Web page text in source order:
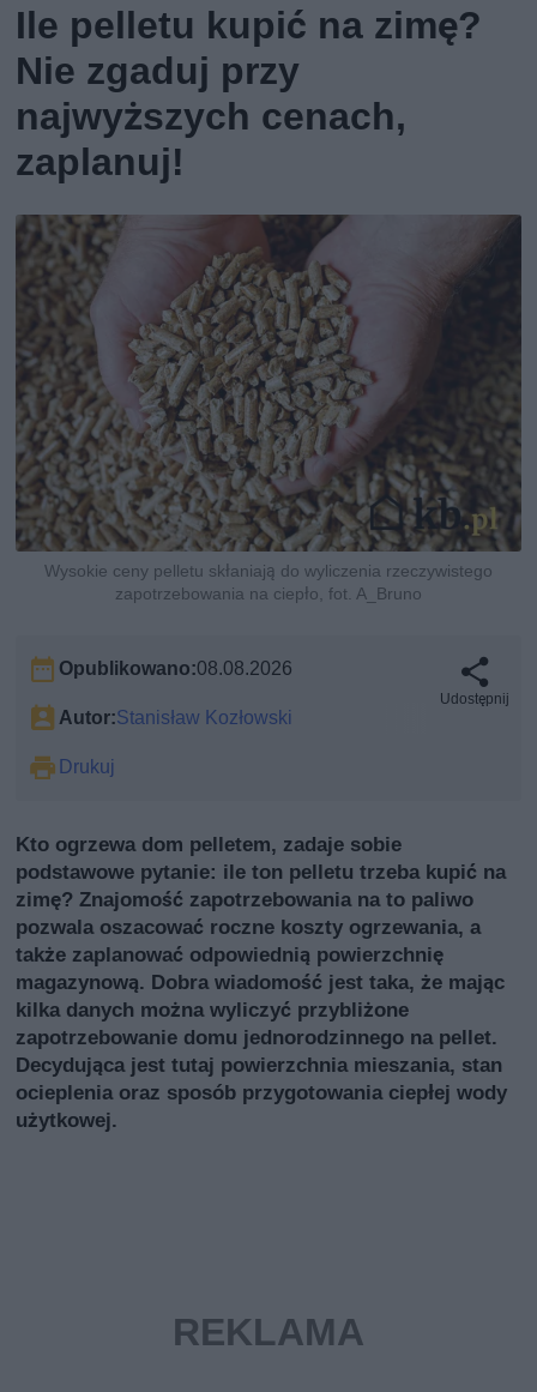
Ile pelletu kupić na zimę?
Nie zgaduj przy
najwyższych cenach,
zaplanuj!
Wysokie ceny pelletu skłaniają do wyliczenia rzeczywistego
zapotrzebowania na ciepło, fot. A_Bruno
Opublikowano:08.08.2026
Autor:Stanisław Kozłowski
Drukuj
Udostępnij
Kto ogrzewa dom pelletem, zadaje sobie
podstawowe pytanie: ile ton pelletu trzeba kupić na
zimę? Znajomość zapotrzebowania na to paliwo
pozwala oszacować roczne koszty ogrzewania, a
także zaplanować odpowiednią powierzchnię
magazynową. Dobra wiadomość jest taka, że mając
kilka danych można wyliczyć przybliżone
zapotrzebowanie domu jednorodzinnego na pellet.
Decydująca jest tutaj powierzchnia mieszania, stan
ocieplenia oraz sposób przygotowania ciepłej wody
użytkowej.